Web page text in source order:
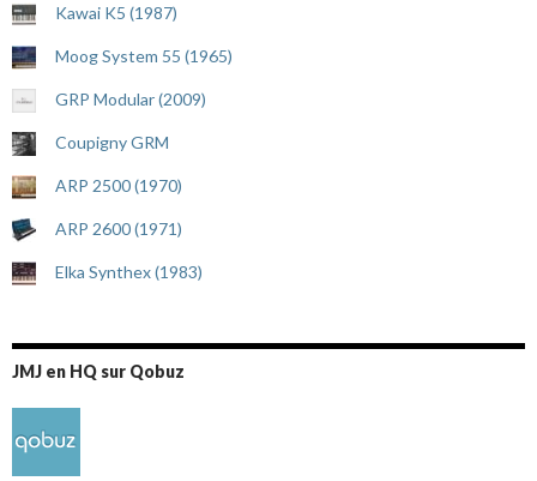
Kawai K5 (1987)
Moog System 55 (1965)
GRP Modular (2009)
Coupigny GRM
ARP 2500 (1970)
ARP 2600 (1971)
Elka Synthex (1983)
JMJ en HQ sur Qobuz